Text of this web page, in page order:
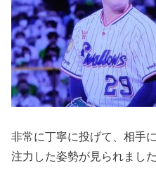
非常に丁寧に投げて、相手
注力した姿勢が見られました